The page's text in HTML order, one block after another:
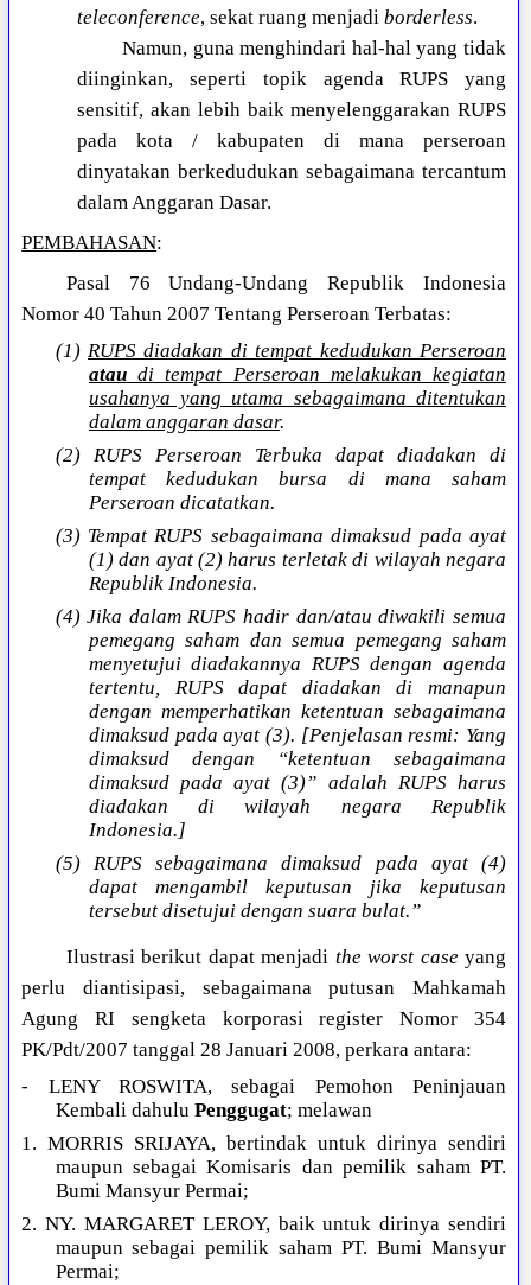
teleconference, sekat ruang menjadiborderless.
Namun, guna menghindari hal-hal yang tidak
diinginkan, seperti topik agenda RUPS yang
sensitif, akan lebih baik menyelenggarakan RUPS
pada kota / kabupaten di mana perseroan
dinyatakan berkedudukan sebagaimana tercantum
dalam Anggaran Dasar.
PEMBAHASAN:
Pasal 76 Undang-Undang Republik Indonesia
Nomor 40 Tahun 2007 Tentang Perseroan Terbatas:
(1) RUPS diadakan di tempat kedudukan Perseroan
ataudi tempat Perseroan melakukan kegiatan
usahanya yang utama sebagaimana ditentukan
dalam anggaran dasar.
(2) RUPS Perseroan Terbuka dapat diadakan di
tempat kedudukan bursa di mana saham
Perseroan dicatatkan.
(3) Tempat RUPS sebagaimana dimaksud pada ayat
(1) dan ayat (2) harus terletak di wilayah negara
Republik Indonesia.
(4) Jika dalam RUPS hadir dan/atau diwakili semua
pemegang saham dan semua pemegang saham
menyetujui diadakannya RUPS dengan agenda
tertentu, RUPS dapat diadakan di manapun
dengan memperhatikan ketentuan sebagaimana
dimaksud pada ayat (3). [Penjelasan resmi: Yang
dimaksud dengan “ketentuan sebagaimana
dimaksud pada ayat (3)” adalah RUPS harus
diadakan di wilayah negara Republik
Indonesia.]
(5) RUPS sebagaimana dimaksud pada ayat (4)
dapat mengambil keputusan jika keputusan
tersebut disetujui dengan suara bulat.”
Ilustrasi berikut dapat menjadi the worst caseyang
perlu diantisipasi, sebagaimana putusan Mahkamah
Agung RI sengketa korporasi register Nomor 354
PK/Pdt/2007 tanggal 28 Januari 2008, perkara antara:
- LENY ROSWITA, sebagai Pemohon Peninjauan
Kembali dahulu Penggugat; melawan
1. MORRIS SRIJAYA, bertindak untuk dirinya sendiri
maupun sebagai Komisaris dan pemilik saham PT.
Bumi Mansyur Permai;
2. NY. MARGARET LEROY, baik untuk dirinya sendiri
maupun sebagai pemilik saham PT. Bumi Mansyur
Permai;